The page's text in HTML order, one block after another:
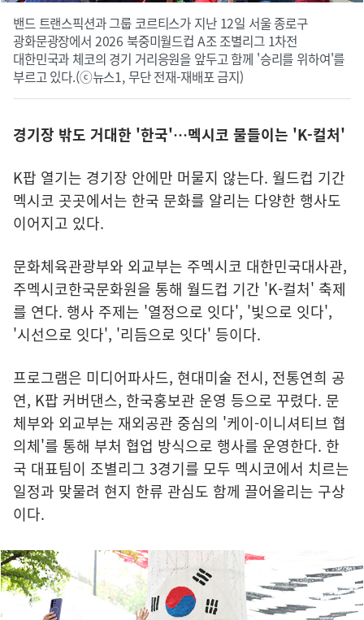
밴드 트랜스픽션과 그룹 코르티스가 지난 12일 서울 종로구
광화문광장에서 2026 북중미월드컵 A조 조별리그 1차전
대한민국과 체코의 경기 거리응원을 앞두고 함께 '승리를 위하여'를
부르고 있다.(ⓒ뉴스1, 무단 전재-재배포 금지)
경기장 밖도 거대한 '한국'…멕시코 물들이는 'K-컬처'
K팝 열기는 경기장 안에만 머물지 않는다. 월드컵 기간
멕시코 곳곳에서는 한국 문화를 알리는 다양한 행사도
이어지고 있다.
문화체육관광부와 외교부는 주멕시코 대한민국대사관,
주멕시코한국문화원을 통해 월드컵 기간 'K-컬처' 축제
를 연다. 행사 주제는 '열정으로 잇다', '빛으로 잇다',
'시선으로 잇다', '리듬으로 잇다' 등이다.
프로그램은 미디어파사드, 현대미술 전시, 전통연희 공
연, K팝 커버댄스, 한국홍보관 운영 등으로 꾸렸다. 문
체부와 외교부는 재외공관 중심의 '케이-이니셔티브 협
의체'를 통해 부처 협업 방식으로 행사를 운영한다. 한
국 대표팀이 조별리그 3경기를 모두 멕시코에서 치르는
일정과 맞물려 현지 한류 관심도 함께 끌어올리는 구상
이다.